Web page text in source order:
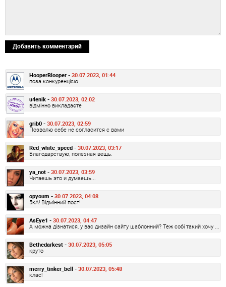
Добавить комментарий
HooperBlooper - 30.07.2023, 01:44
поза конкуренцією
u4enik - 30.07.2023, 02:02
відмінно викладаєте
grib0 - 30.07.2023, 02:59
Позволю себе не согласится с вами
Red_white_speed - 30.07.2023, 03:17
Благодарствую, полезная вещь.
ya_not - 30.07.2023, 03:59
Читаешь это и думаешь...
opyoum - 30.07.2023, 04:08
5кА! Відмінний пост!
AsEye1 - 30.07.2023, 04:47
А можна дізнатися, у вас дизайн сайту шаблонний? Теж собі такий хочу ...
Bethedarkest - 30.07.2023, 05:05
круто
merry_tinker_bell - 30.07.2023, 05:48
клас!